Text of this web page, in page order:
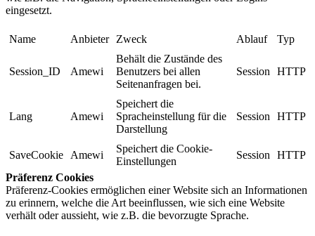
eingesetzt.
Name Anbieter Zweck Ablauf Typ
Session_ID Amewi
Behält die Zustände des
Benutzers bei allen
Seitenanfragen bei.
Session HTTP
Lang Amewi
Speichert die
Spracheinstellung für die
Darstellung
Session HTTP
SaveCookie Amewi
Speichert die Cookie-
Einstellungen
Session
HTTP
Präferenz Cookies
Präferenz-Cookies ermöglichen einer Website sich an Informationen
zu erinnern, welche die Art beeinflussen, wie sich eine Website
verhält oder aussieht, wie z.B. die bevorzugte Sprache.